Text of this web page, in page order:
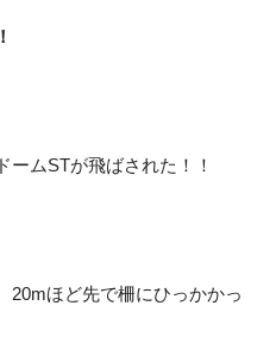
ームSTが飛ばされた！！
20mほど先で柵にひっかかっ